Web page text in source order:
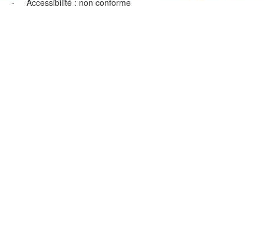
- Accessibilité : non conforme